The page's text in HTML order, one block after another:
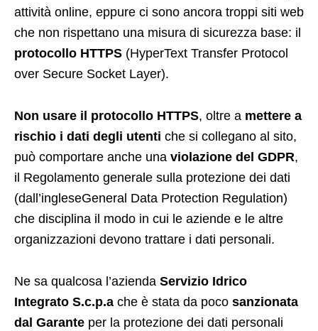
attività online, eppure ci sono ancora troppi siti web
che non rispettano una misura di sicurezza base: il
protocollo HTTPS (HyperText Transfer Protocol
over Secure Socket Layer).
Non usare il protocollo HTTPS, oltre a mettere a
rischio i dati degli utenti che si collegano al sito,
può comportare anche una violazione del GDPR,
il Regolamento generale sulla protezione dei dati
(dall’ingleseGeneral Data Protection Regulation)
che disciplina il modo in cui le aziende e le altre
organizzazioni devono trattare i dati personali.
Ne sa qualcosa l’azienda Servizio Idrico
Integrato S.c.p.a che è stata da poco sanzionata
dal Garante per la protezione dei dati personali